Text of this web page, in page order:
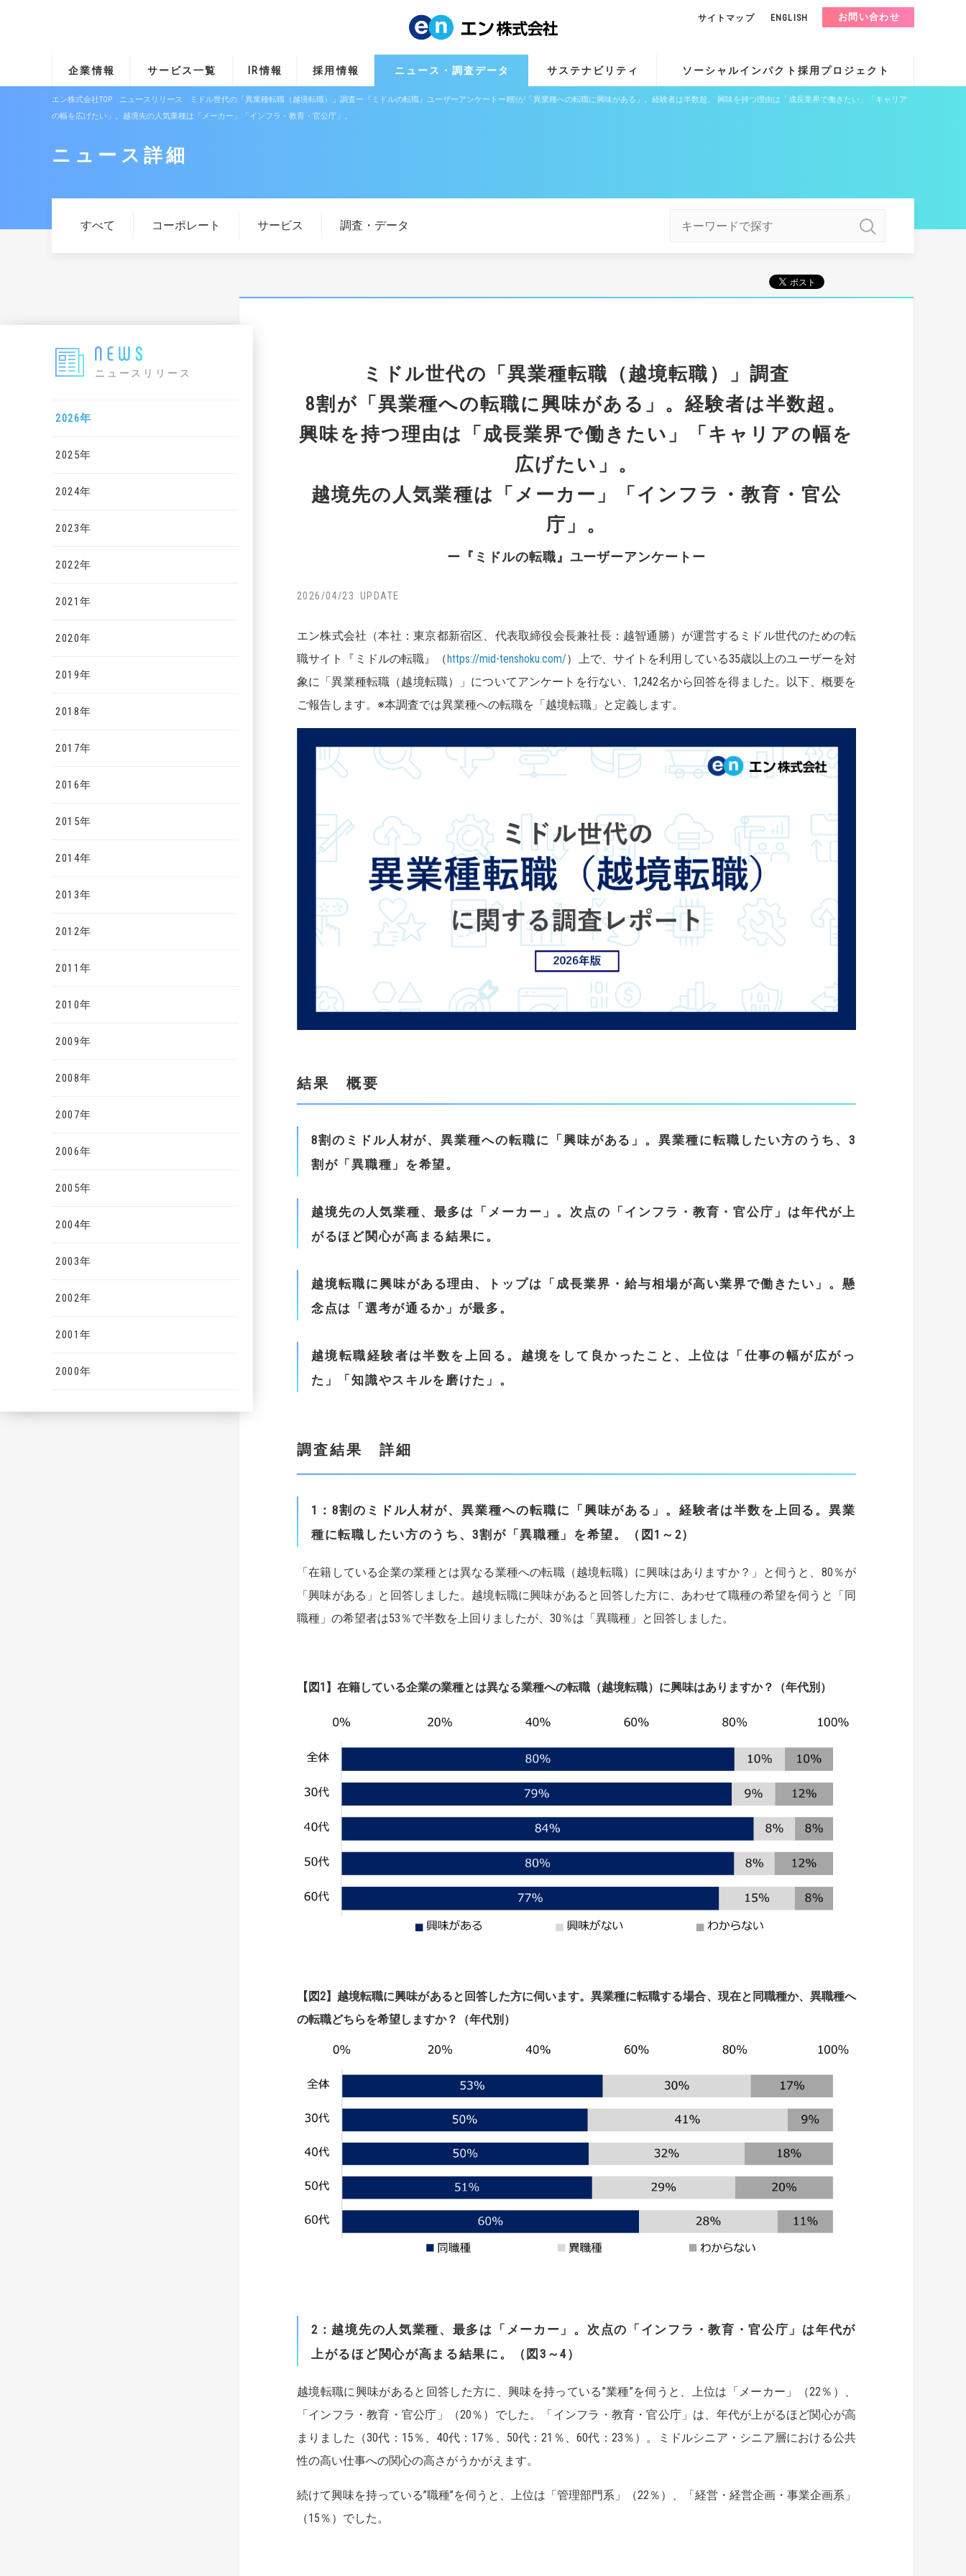
企業情報 サービス一覧 IR情報 採用情報 ニュース・調査データ サステナビリティ ソーシャルインパクト採用プロジェクト
サイトマップ ENGLISH お問い合わせ
エン株式会社TOP ニュースリリース
ミドル世代の「異業種転職（越境転職）」調査ー『ミドルの転職』ユーザーアンケートー8割が「異業種への転職に興味がある」。経験者は半数超。 興味を持つ理由は「成長業界で働きたい」「キャリア
の幅を広げたい」。越境先の人気業種は「メーカー」「インフラ・教育・官公庁」。
ニュース詳細
すべて コーポレート サービス 調査・データ
ニュースリリース
2026年
2025年
2024年
2023年
2022年
2021年
2020年
2019年
2018年
2017年
2016年
2015年
2014年
2013年
2012年
2011年
2010年
2009年
2008年
2007年
2006年
2005年
2004年
2003年
2002年
2001年
2000年
ミドル世代の「異業種転職（越境転職）」調査
8割が「異業種への転職に興味がある」。経験者は半数超。
興味を持つ理由は「成長業界で働きたい」「キャリアの幅を
広げたい」。
越境先の人気業種は「メーカー」「インフラ・教育・官公
庁」。
ー『ミドルの転職』ユーザーアンケートー
2026/04/23
エン株式会社（本社：東京都新宿区、代表取締役会長兼社長：越智通勝）が運営するミドル世代のための転
職サイト『ミドルの転職』（https://mid-tenshoku.com/）上で、サイトを利用している35歳以上のユーザーを対
象に「異業種転職（越境転職）」についてアンケートを行ない、1,242名から回答を得ました。以下、概要を
ご報告します。※本調査では異業種への転職を「越境転職」と定義します。
結果 概要
8割のミドル人材が、異業種への転職に「興味がある」。異業種に転職したい方のうち、3
割が「異職種」を希望。
越境先の人気業種、最多は「メーカー」。 次点の「インフラ・教育・官公庁」は年代が上
がるほど関心が高まる結果に。
越境転職に興味がある理由、トップは「成長業界・給与相場が高い業界で働きたい」。懸
念点は「選考が通るか」が最多。
越境転職経験者は半数を上回る。越境をして良かったこと、 上位は「仕事の幅が広がっ
た」「知識やスキルを磨けた」。
調査結果 詳細
1 ： 8割のミドル人材が、異業種への転職に「興味がある」。経験者は半数を上回る。異業
種に転職したい方のうち、3割が「異職種」を希望。（図 1 ～ 2）
「在籍している企業の業種とは異なる業種への転職（越境転職）に興味はありますか？」と伺うと、80％が
「興味がある」と回答しました。越境転職に興味があると回答した方に、あわせて職種の希望を伺うと「同
職種」の希望者は53％で半数を上回りましたが、30％は「異職種」と回答しました。
【 図1】在籍している企業の業種とは異なる業種への転職（越境転職）に興味はありますか？（年代別）
【 図2】 越境転職に興味があると回答した方に伺います。異業種に転職する場合、 現在と同職種か、異職種へ
の転職どちらを希望しますか？（年代別）
2 ： 越境先の人気業種、最多は「メーカー」。 次点の「インフラ・教育・官公庁」は年代が
上がるほど関心が高まる結果に。（図 3 ～4）
越境転職に興味があると回答した方に、興味を持っている”業種”を伺うと、上位は「メーカー」（22％）、
「インフラ・教育・官公庁」（20％）でした。「インフラ・教育・官公庁」は、年代が上がるほど関心が高
まりました（30代：15％、40代：17％、50代：21％、60代：23％）。ミドルシニア・シニア層における公共
性の高い仕事への関心の高さがうかがえます。
続けて興味を持っている”職種”を伺うと、上位は「管理部門系」（22％）、「経営・経営企画・事業企画系」
（15％）でした。